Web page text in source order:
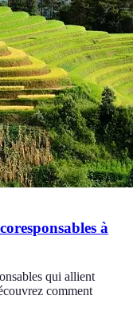
à
qui allient
comment